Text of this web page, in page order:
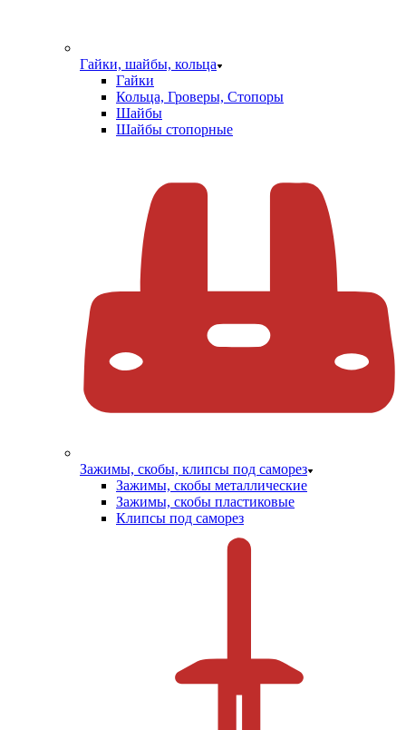
Гайки, шайбы, кольца
Гайки
Кольца, Гроверы, Стопоры
Шайбы
Шайбы стопорные
Зажимы, скобы, клипсы под саморез
Зажимы, скобы металлические
Зажимы, скобы пластиковые
Клипсы под саморез